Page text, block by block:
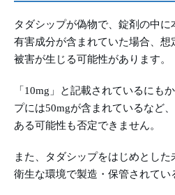
タダシップが偽物で、錠剤の中
有害成分が含まれていた場合、
被害が生じる可能性があります。
「10mg」と記載されているにも
プには50mgが含まれているなど
ある可能性も否定できません。
また、タダシップをはじめとし
衛生な環境で製造・保管されてい